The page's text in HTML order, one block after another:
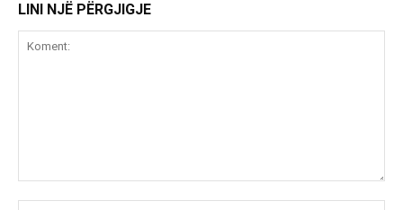
LINI NJË PËRGJIGJE